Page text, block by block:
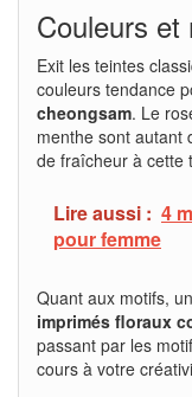
Couleurs et
Exit les teintes
couleurs tendance
cheongsam. Le
menthe sont autant
de fraîcheur à cette
Lire aussi : 4
pour femme
Quant aux motifs,
imprimés floraux
passant par les
cours à votre